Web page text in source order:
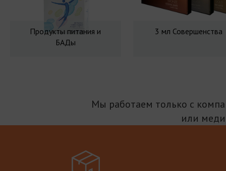
Продукты питания и
БАДы
3 мл Совершенства
Мы работаем только с
или